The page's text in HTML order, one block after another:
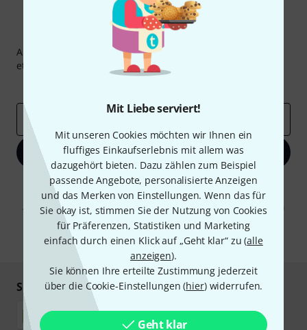
Mit Liebe serviert!
Mit unseren Cookies möchten wir Ihnen ein
fluffiges Einkaufserlebnis mit allem was
dazugehört bieten. Dazu zählen zum Beispiel
passende Angebote, personalisierte Anzeigen
und das Merken von Einstellungen. Wenn das für
Sie okay ist, stimmen Sie der Nutzung von Cookies
für Präferenzen, Statistiken und Marketing
einfach durch einen Klick auf „Geht klar“ zu (alle
anzeigen).
Sie können Ihre erteilte Zustimmung jederzeit
über die Cookie-Einstellungen (hier) widerrufen.
Geht klar
Thomann Newsletter
Abonniere den Thomann Newsletter und gewinne mit
etwas Glück einen von
50 Gutscheinen
E-Mail-Adresse
Jetzt anmelden
Mit Klick auf „Jetzt anmelden“ stimmen Sie dem Erhalt von E-Mail-
Werbung und einer Messung des E-Mail-Nutzungsverhaltens zu. Die
Abmeldung ist jederzeit möglich. Weitere Informationen finden Sie in
unserenDatenschutzhinweisen
* Pflichtfeld
Sicher einkaufen & bezahlen